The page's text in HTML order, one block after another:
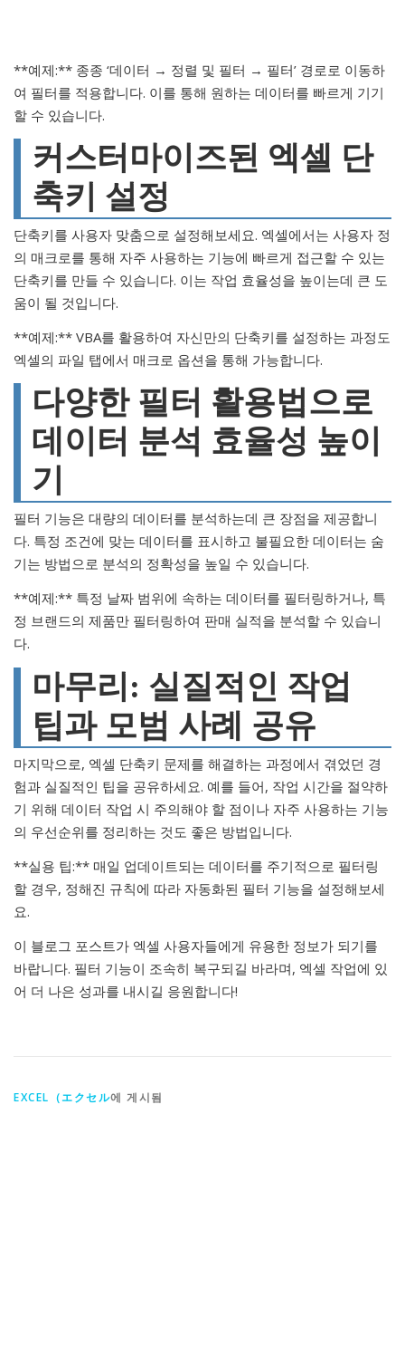
**예제:** 종종 ‘데이터 → 정렬 및 필터 → 필터’ 경로로 이동하
여 필터를 적용합니다. 이를 통해 원하는 데이터를 빠르게 기기
할 수 있습니다.
커스터마이즈된 엑셀 단
축키 설정
단축키를 사용자 맞춤으로 설정해보세요. 엑셀에서는 사용자 정
의 매크로를 통해 자주 사용하는 기능에 빠르게 접근할 수 있는
단축키를 만들 수 있습니다. 이는 작업 효율성을 높이는데 큰 도
움이 될 것입니다.
**예제:** VBA를 활용하여 자신만의 단축키를 설정하는 과정도
엑셀의 파일 탭에서 매크로 옵션을 통해 가능합니다.
다양한 필터 활용법으로
데이터 분석 효율성 높이
기
필터 기능은 대량의 데이터를 분석하는데 큰 장점을 제공합니
다. 특정 조건에 맞는 데이터를 표시하고 불필요한 데이터는 숨
기는 방법으로 분석의 정확성을 높일 수 있습니다.
**예제:** 특정 날짜 범위에 속하는 데이터를 필터링하거나, 특
정 브랜드의 제품만 필터링하여 판매 실적을 분석할 수 있습니
다.
마무리: 실질적인 작업
팁과 모범 사례 공유
마지막으로, 엑셀 단축키 문제를 해결하는 과정에서 겪었던 경
험과 실질적인 팁을 공유하세요. 예를 들어, 작업 시간을 절약하
기 위해 데이터 작업 시 주의해야 할 점이나 자주 사용하는 기능
의 우선순위를 정리하는 것도 좋은 방법입니다.
**실용 팁:** 매일 업데이트되는 데이터를 주기적으로 필터링
할 경우, 정해진 규칙에 따라 자동화된 필터 기능을 설정해보세
요.
이 블로그 포스트가 엑셀 사용자들에게 유용한 정보가 되기를
바랍니다. 필터 기능이 조속히 복구되길 바라며, 엑셀 작업에 있
어 더 나은 성과를 내시길 응원합니다!
EXCEL（エクセル에 게시됨